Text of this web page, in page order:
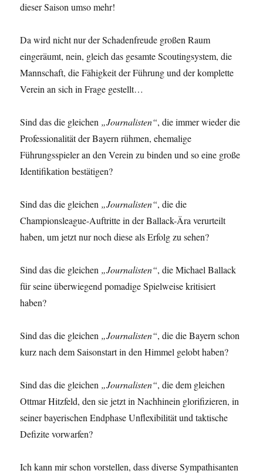
dieser Saison umso mehr!
Da wird nicht nur der Schadenfreude großen Raum
eingeräumt, nein, gleich das gesamte Scoutingsystem, die
Mannschaft, die Fähigkeit der Führung und der komplette
Verein an sich in Frage gestellt…
Sind das die gleichen „Journalisten“, die immer wieder die
Professionalität der Bayern rühmen, ehemalige
Führungsspieler an den Verein zu binden und so eine große
Identifikation bestätigen?
Sind das die gleichen „Journalisten“, die die
Championsleague-Auftritte in der Ballack-Ära verurteilt
haben, um jetzt nur noch diese als Erfolg zu sehen?
Sind das die gleichen „Journalisten“, die Michael Ballack
für seine überwiegend pomadige Spielweise kritisiert
haben?
Sind das die gleichen „Journalisten“, die die Bayern schon
kurz nach dem Saisonstart in den Himmel gelobt haben?
Sind das die gleichen „Journalisten“, die dem gleichen
Ottmar Hitzfeld, den sie jetzt in Nachhinein glorifizieren, in
seiner bayerischen Endphase Unflexibilität und taktische
Defizite vorwarfen?
Ich kann mir schon vorstellen, dass diverse Sympathisanten